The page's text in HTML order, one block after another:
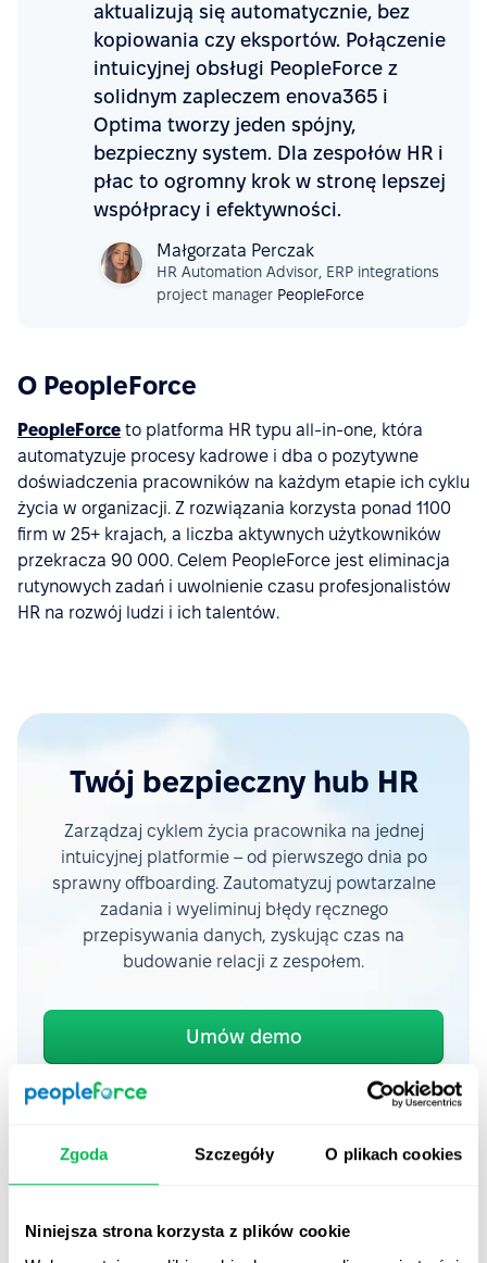
Zgoda Szczegóły O plikach cookies
Niniejsza strona korzysta z plików cookie
aktualizują się automatycznie, bez
kopiowania czy eksportów. Połączenie
intuicyjnej obsługi PeopleForce z
solidnym zapleczem enova365 i
Optima tworzy jeden spójny,
bezpieczny system. Dla zespołów HR i
płac to ogromny krok w stronę lepszej
współpracy i efektywności.
Małgorzata Perczak
HR Automation Advisor, ERP integrations
project manager PeopleForce
O PeopleForce
PeopleForce to platforma HR typu all-in-one, która
automatyzuje procesy kadrowe i dba o pozytywne
doświadczenia pracowników na każdym etapie ich cyklu
życia w organizacji. Z rozwiązania korzysta ponad 1100
firm w 25+ krajach, a liczba aktywnych użytkowników
przekracza 90 000. Celem PeopleForce jest eliminacja
rutynowych zadań i uwolnienie czasu profesjonalistów
HR na rozwój ludzi i ich talentów.
Twój bezpieczny hub HR
Zarządzaj cyklem życia pracownika na jednej
intuicyjnej platformie – od pierwszego dnia po
sprawny offboarding. Zautomatyzuj powtarzalne
zadania i wyeliminuj błędy ręcznego
przepisywania danych, zyskując czas na
budowanie relacji z zespołem.
Umów demo